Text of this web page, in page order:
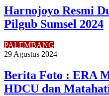
Harnojoyo Resmi
Pilgub Sumsel 2024
PALEMBANG
29 Agustus 2024
Berita Foto : ERA
HDCU dan